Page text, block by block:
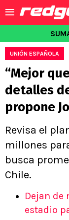
UNIÓN ESPAÑOLA
“Mejor
detalles
propone
Revisa el
millones
busca
Chile.
Dejan de
estadio